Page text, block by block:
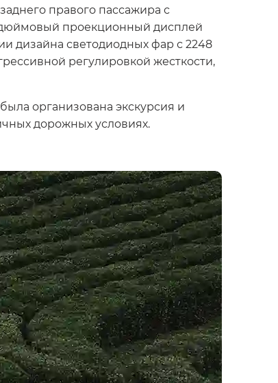
правого пассажира с
дюймовый проекционный дисплей
дизайна светодиодных фар с 2248
регулировкой жесткости,
организована экскурсия и
дорожных условиях.